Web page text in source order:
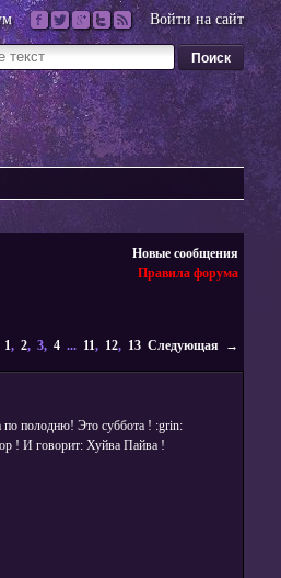
Войти на сайт
Новые сообщения
Правила форума
1,2, 3,4 ... 11, 12, 13 Следующая →
по полодню! Это суббота ! :grin:
! И говорит: Хуйва Пайва !